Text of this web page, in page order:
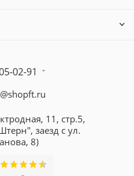
02-91
11, стр.5,
заезд с ул.
8)